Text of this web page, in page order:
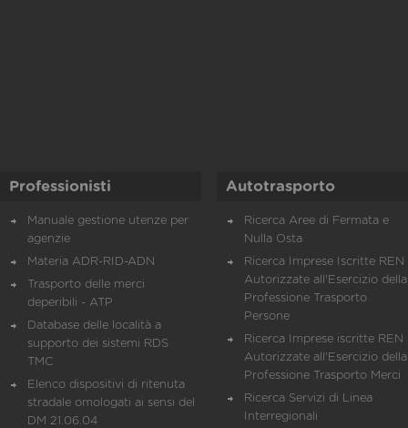
Professionisti
Manuale gestione utenze per
agenzie
Materia ADR-RID-ADN
Trasporto delle merci
deperibili - ATP
Database delle località a
supporto dei sistemi RDS
TMC
Elenco dispositivi di ritenuta
stradale omologati ai sensi del
DM 21.06.04
Autotrasporto
Ricerca Aree di Fermata e
Nulla Osta
Ricerca Imprese Iscritte REN
Autorizzate all'Esercizio della
Professione Trasporto
Persone
Ricerca Imprese iscritte REN
Autorizzate all'Esercizio della
Professione Trasporto Merci
Ricerca Servizi di Linea
Interregionali